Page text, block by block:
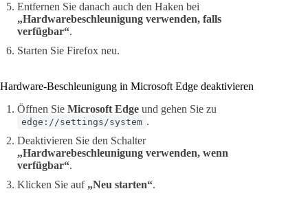
Entfernen Sie danach auch den Haken bei
„Hardwarebeschleunigung verwenden, falls
verfügbar“.
Starten Sie Firefox neu.
Hardware-Beschleunigung in Microsoft Edge deaktivieren
Öffnen Sie Microsoft Edge und gehen Sie zu
edge://settings/system .
Deaktivieren Sie den Schalter
„Hardwarebeschleunigung verwenden, wenn
verfügbar“.
Klicken Sie auf „Neu starten“.